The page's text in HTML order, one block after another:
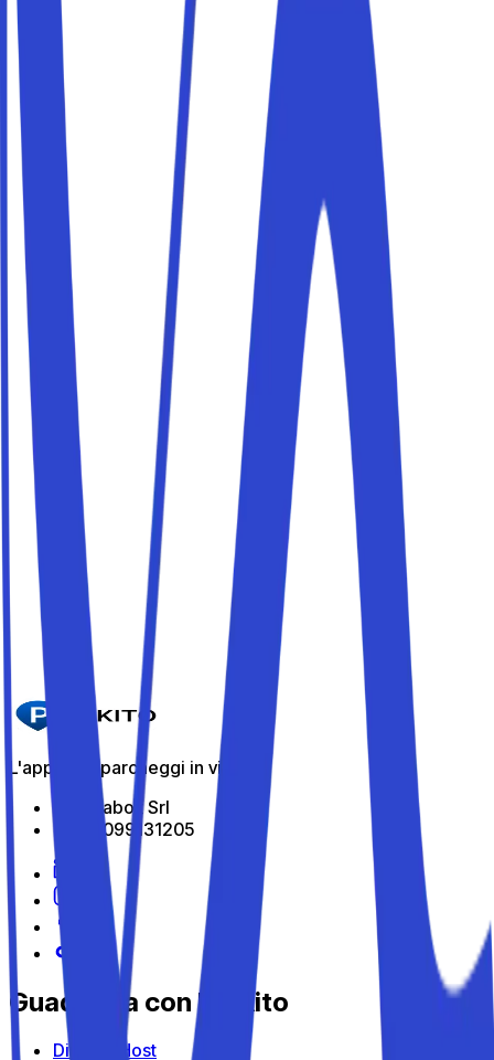
Parcheggi vicino a San Fruttuoso e Punta
Chiappa
Prenota un parcheggio vicino a San Fruttuoso e Punta
Chiappa e raggiungi la tua meta a piedi. I posti auto
Parkito sono privati, verificati e prenotabili in pochi minuti.
Parcheggi vicino alla stazione
Prenota un parcheggio vicino alla stazione e raggiungi la
tua meta a piedi. I posti auto Parkito sono privati, verificati
e prenotabili in pochi minuti.
Parcheggiare a Camogli in alta stagione
Durante l'estate e nei weekend Camogli si riempie di
visitatori e trovare parcheggio diventa difficile. Prenota in
anticipo un posto auto privato con Parkito e arriva senza
stress.
Lascia l'auto e visita San Fruttuoso e Portofino
in battello
Camogli è il punto di partenza ideale per esplorare San
Fruttuoso e Portofino in battello. Parcheggia l'auto in
sicurezza con Parkito e prosegui senza il pensiero del
traffico e dei posti introvabili.
Caricamento...
L'app per i parcheggi in viaggio
All Indabox Srl
P.I: 04099131205
Guadagna con Parkito
Diventa Host